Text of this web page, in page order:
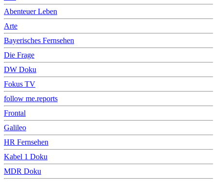
Abenteuer Leben
Arte
Bayerisches Fernsehen
Die Frage
DW Doku
Fokus TV
follow me.reports
Frontal
Galileo
HR Fernsehen
Kabel 1 Doku
MDR Doku